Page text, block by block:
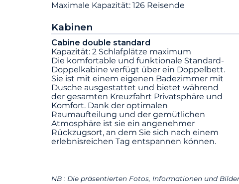
Maximale Kapazität: 126 Reisende
Kabinen
Cabine double standard
Kapazität: 2 Schlafplätze maximum
Die komfortable und funktionale Standard-
Doppelkabine verfügt über ein Doppelbett.
Sie ist mit einem eigenen Badezimmer mit
Dusche ausgestattet und bietet während
der gesamten Kreuzfahrt Privatsphäre und
Komfort. Dank der optimalen
Raumaufteilung und der gemütlichen
Atmosphäre ist sie ein angenehmer
Rückzugsort, an dem Sie sich nach einem
erlebnisreichen Tag entspannen können.
NB : Die präsentierten Fotos, Informationen und